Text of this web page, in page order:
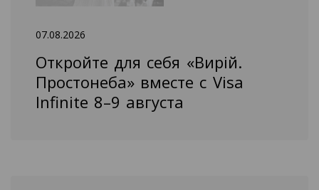
07.08.2026
Откройте для себя «Вирій.
Простонеба» вместе с Visa
Infinite 8–9 августа